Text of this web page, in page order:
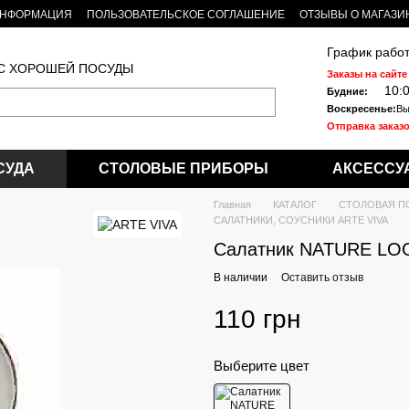
ПОЛЬЗОВАТЕЛЬСКОЕ СОГЛАШЕНИЕ
ОТЗЫВЫ О
ХОРОШЕЙ ПОСУДЫ
График
Заказы на
Будние:
Воскресенье:
Отправка
СТОЛОВЫЕ ПРИБОРЫ
Главная КАТАЛОГ
СТОЛОВАЯ
САЛАТНИКИ, СОУСНИКИ ARTE VIVA
Салатник NATURE
В наличии Оставить отзыв
110 грн
Выберите цвет